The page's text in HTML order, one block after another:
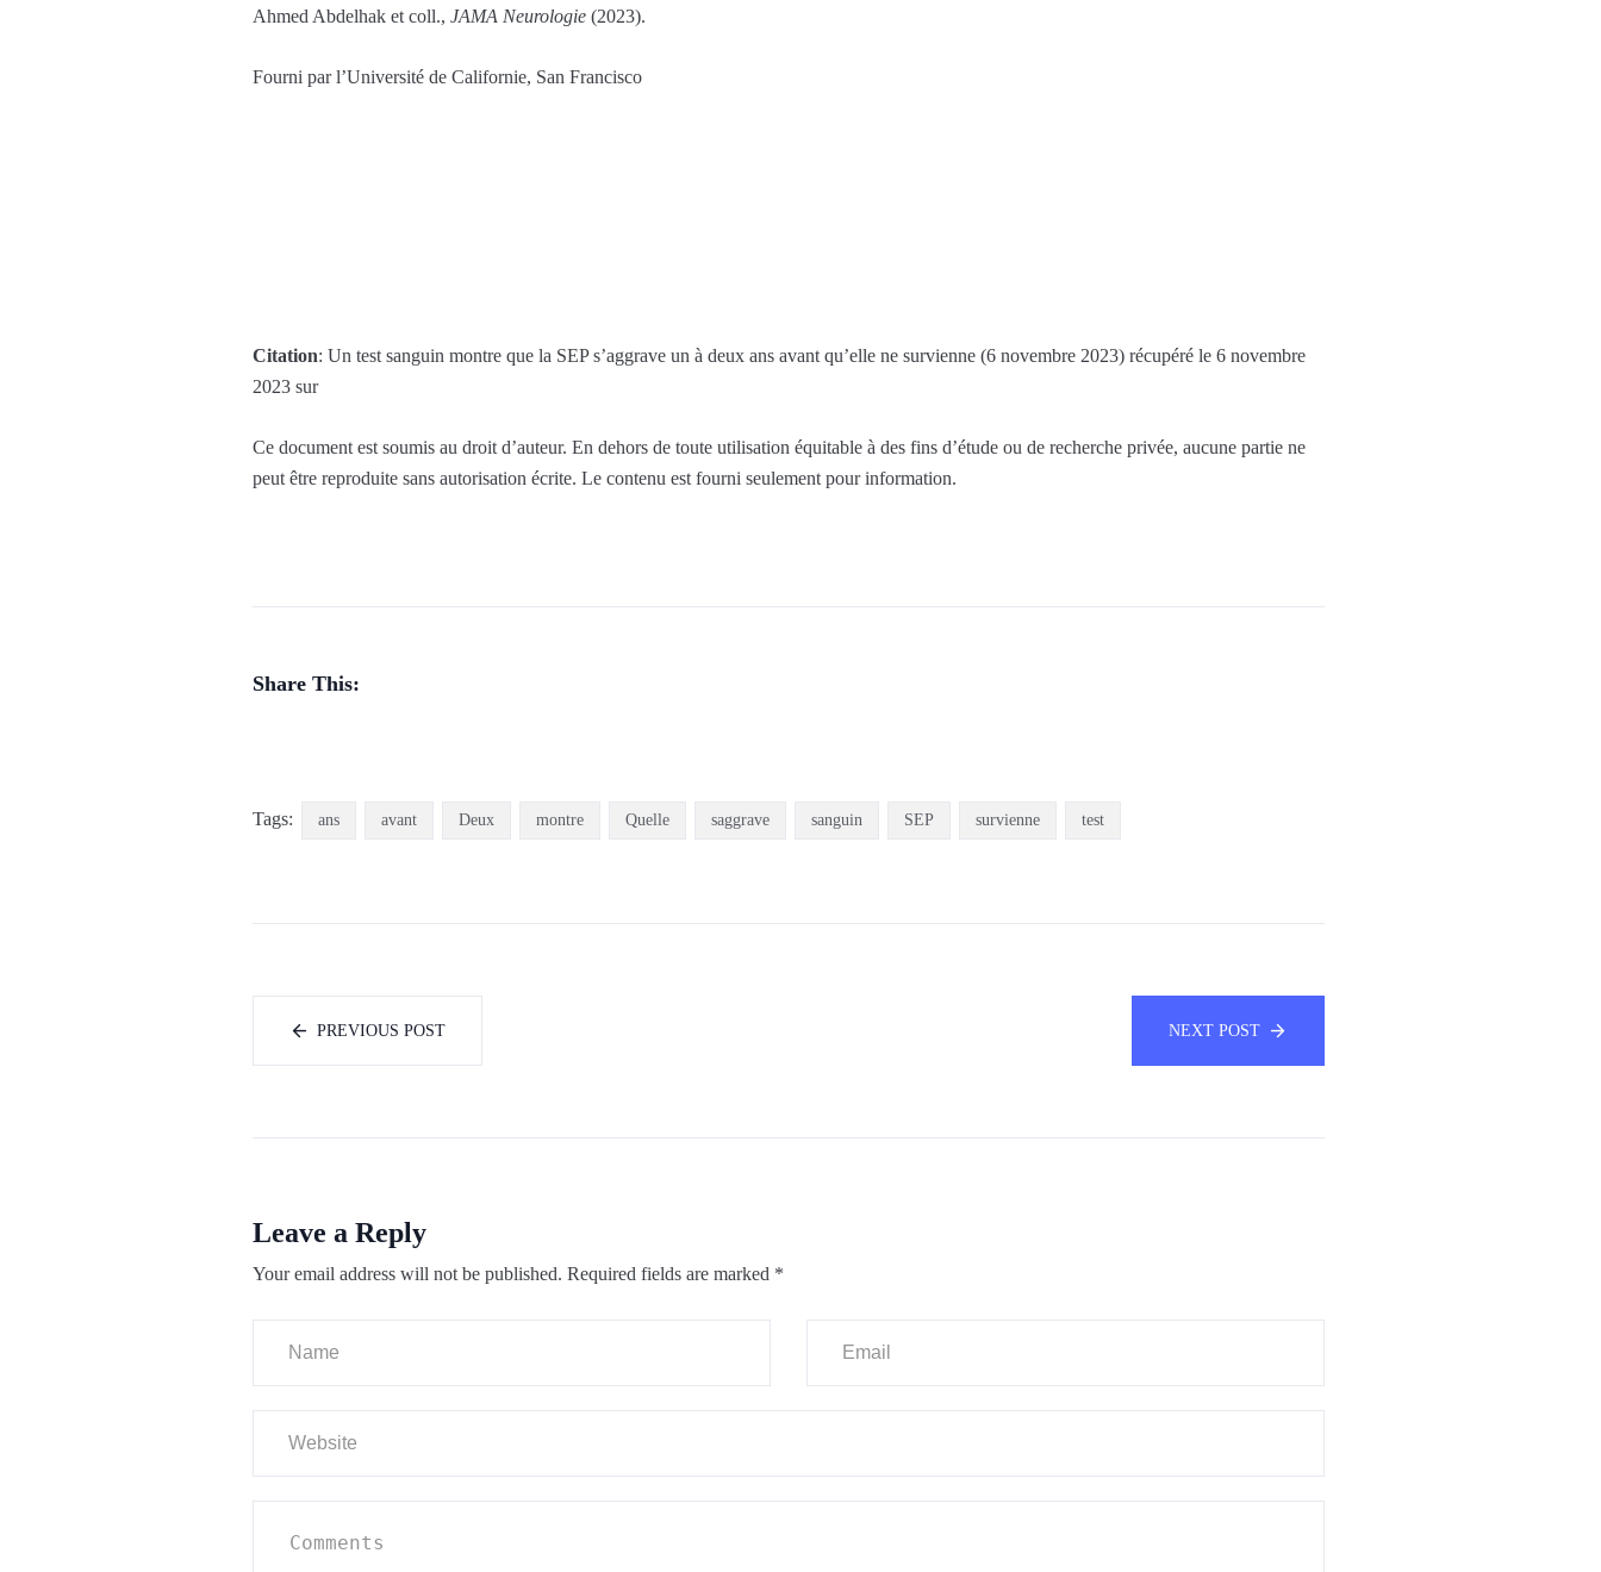
Ahmed Abdelhak et coll., JAMA Neurologie (2023).
Fourni par l’Université de Californie, San Francisco
Citation: Un test sanguin montre que la SEP s’aggrave un à deux ans avant qu’elle ne survienne (6 novembre 2023) récupéré le 6 novembre
2023 sur
Ce document est soumis au droit d’auteur. En dehors de toute utilisation équitable à des fins d’étude ou de recherche privée, aucune partie ne
peut être reproduite sans autorisation écrite. Le contenu est fourni seulement pour information.
Share This:
Tags: ans avant Deux montre Quelle saggrave sanguin SEP survienne test
PREVIOUS POST NEXT POST
Leave a Reply
Your email address will not be published. Required fields are marked *